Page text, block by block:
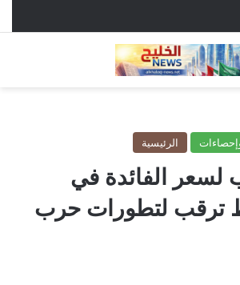
الرئيسية
لسعر الفائدة في
ترقب لتطورات حرب